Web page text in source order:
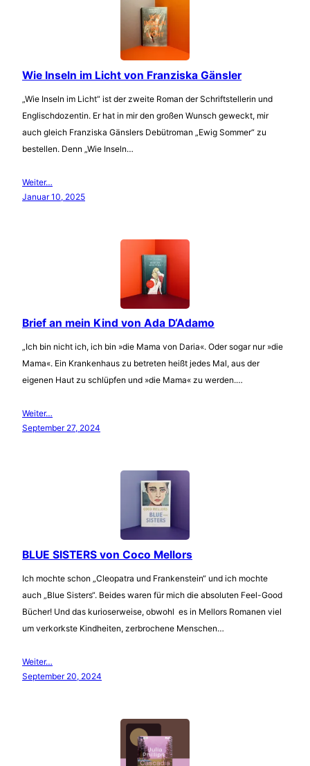
Wie Inseln im Licht von Franziska Gänsler
„Wie Inseln im Licht“ ist der zweite Roman der Schriftstellerin und
Englischdozentin. Er hat in mir den großen Wunsch geweckt, mir
auch gleich Franziska Gänslers Debütroman „Ewig Sommer“ zu
bestellen. Denn „Wie Inseln…
Weiter…
Januar 10, 2025
Brief an mein Kind von Ada D‘Adamo
„Ich bin nicht ich, ich bin »die Mama von Daria«. Oder sogar nur »die
Mama«. Ein Krankenhaus zu betreten heißt jedes Mal, aus der
eigenen Haut zu schlüpfen und »die Mama« zu werden.…
Weiter…
September 27, 2024
BLUE SISTERS von Coco Mellors
Ich mochte schon „Cleopatra und Frankenstein“ und ich mochte
auch „Blue Sisters“. Beides waren für mich die absoluten Feel-Good
Bücher! Und das kurioserweise, obwohl es in Mellors Romanen viel
um verkorkste Kindheiten, zerbrochene Menschen…
Weiter…
September 20, 2024